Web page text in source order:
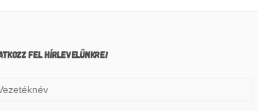
FEL HÍRLEVELÜNKRE!